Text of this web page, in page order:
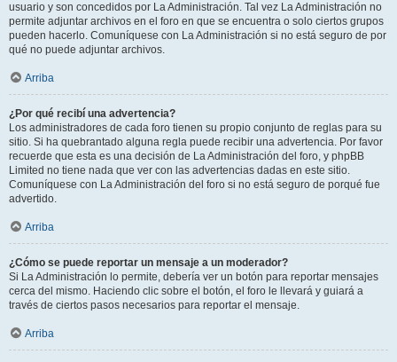
usuario y son concedidos por La Administración. Tal vez La Administración no
permite adjuntar archivos en el foro en que se encuentra o solo ciertos grupos
pueden hacerlo. Comuníquese con La Administración si no está seguro de por
qué no puede adjuntar archivos.
Arriba
¿Por qué recibí una advertencia?
Los administradores de cada foro tienen su propio conjunto de reglas para su
sitio. Si ha quebrantado alguna regla puede recibir una advertencia. Por favor
recuerde que esta es una decisión de La Administración del foro, y phpBB
Limited no tiene nada que ver con las advertencias dadas en este sitio.
Comuníquese con La Administración del foro si no está seguro de porqué fue
advertido.
Arriba
¿Cómo se puede reportar un mensaje a un moderador?
Si La Administración lo permite, debería ver un botón para reportar mensajes
cerca del mismo. Haciendo clic sobre el botón, el foro le llevará y guiará a
través de ciertos pasos necesarios para reportar el mensaje.
Arriba